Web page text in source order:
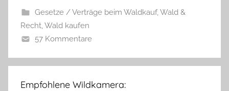
Gesetze / Verträge beim Waldkauf,Wald &
Recht,Wald kaufen
57 Kommentare
Empfohlene Wildkamera: